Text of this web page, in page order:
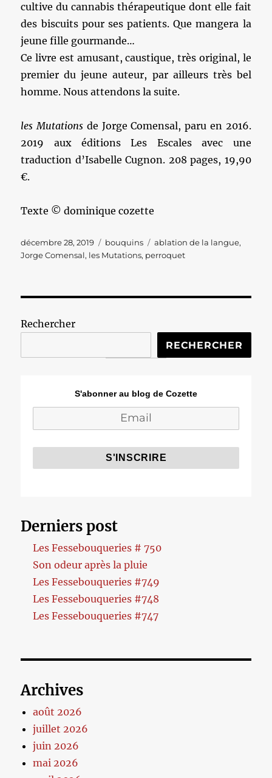
cultive du cannabis thérapeutique dont elle fait
des biscuits pour ses patients. Que mangera la
jeune fille gourmande…
Ce livre est amusant, caustique, très original, le
premier du jeune auteur, par ailleurs très bel
homme. Nous attendons la suite.
les Mutations de Jorge Comensal, paru en 2016.
2019 aux éditions Les Escales avec une
traduction d’Isabelle Cugnon. 208 pages, 19,90
€.
Texte © dominique cozette
Publié
le
décembre 28, 2019 Catégories
bouquins Étiquettes
ablation de la langue,
Jorge Comensal, les Mutations, perroquet
Rechercher
RECHERCHER
S'abonner au blog de Cozette
Derniers post
Les Fessebouqueries # 750
Son odeur après la pluie
Les Fessebouqueries #749
Les Fessebouqueries #748
Les Fessebouqueries #747
Archives
août 2026
juillet 2026
juin 2026
mai 2026